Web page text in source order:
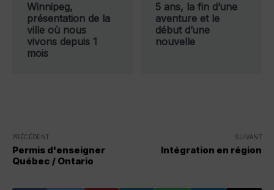
Winnipeg,
présentation de la
ville où nous
vivons depuis 1
mois
5 ans, la fin d’une
aventure et le
début d’une
nouvelle
PRÉCÉDENT
Permis d'enseigner
Québec / Ontario
SUIVANT
Intégration en région